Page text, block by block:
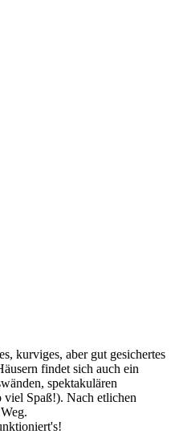
kurviges, aber gut gesichertes
findet sich auch ein
spektakulären
viel Spaß!). Nach etlichen